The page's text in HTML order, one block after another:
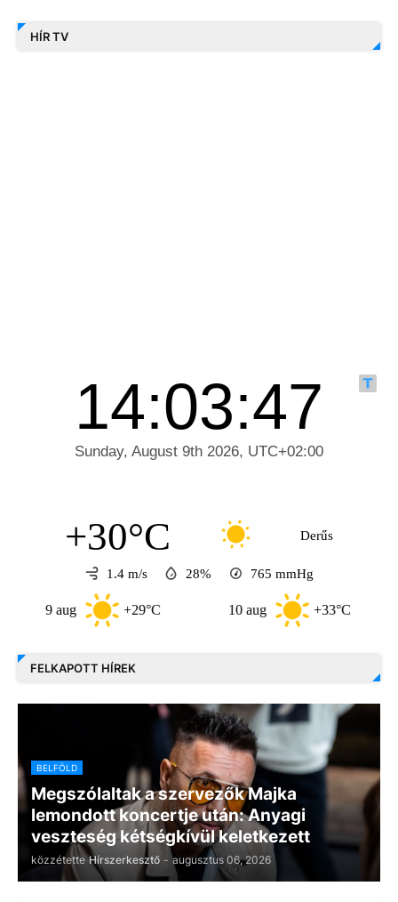
HÍR TV
+30°C Derűs
1.4 m/s 28% 765 mmHg
+29°C +33°C
FELKAPOTT HÍREK
BELFÖLD
Megszólaltak a szervezők Majka
lemondott koncertje után: Anyagi
veszteség kétségkívül keletkezett
közzétette Hírszerkesztő - augusztus 06, 2026